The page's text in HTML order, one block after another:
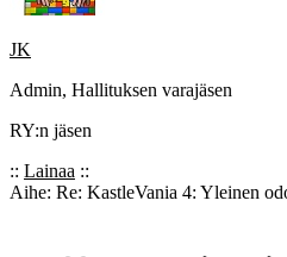
JK
Admin, Hallituksen varajäsen
RY:n jäsen
:: Lainaa ::
Aihe: Re: KastleVania 4: Yleinen